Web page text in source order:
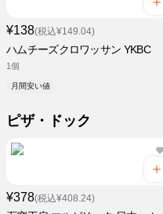
¥138(税込¥149.04)
ハムチーズクロワッサン YKBC
1個
月間安い値
ピザ・ドック
¥378(税込¥408.24)